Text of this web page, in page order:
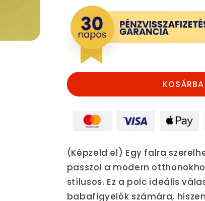
polc
biztonsági
kamerákhoz
és
babafigyelőkhöz
mennyiségének
polc
biztonsági
kamerákhoz
és
KOSÁRBA
(Képzeld el) Egy falra
passzol a modern
stílusos. Ez a polc ideális
babafigyelők számára,